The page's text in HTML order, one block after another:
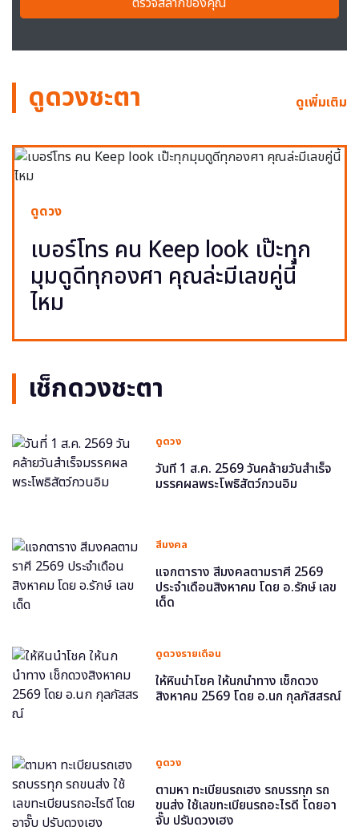
ดูดวงชะตา ดูเพิ่มเติม
ดูดวง
เบอร์โทร คน Keep look เป๊ะทุก
มุมดูดีทุกองศา คุณล่ะมีเลขคู่นี้
ไหม
เช็กดวงชะตา
ดูดวง
วันที่ 1 ส.ค. 2569 วันคล้ายวันสำเร็จ
มรรคผลพระโพธิสัตว์กวนอิม
สีมงคล
แจกตาราง สีมงคลตามราศี 2569
ประจำเดือนสิงหาคม โดย อ.รักษ์ เลข
เด็ด
ดูดวงรายเดือน
ให้หินนำโชค ให้นกนำทาง เช็กดวง
สิงหาคม 2569 โดย อ.นก กุลภัสสรณ์
ดูดวง
ตามหา ทะเบียนรถเฮง รถบรรทุก รถ
ขนส่ง ใช้เลขทะเบียนรถอะไรดี โดยอา
จั๊บ ปรับดวงเฮง